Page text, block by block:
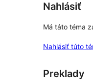
Nahlásiť
Má táto téma
Nahlásiť túto
Preklady